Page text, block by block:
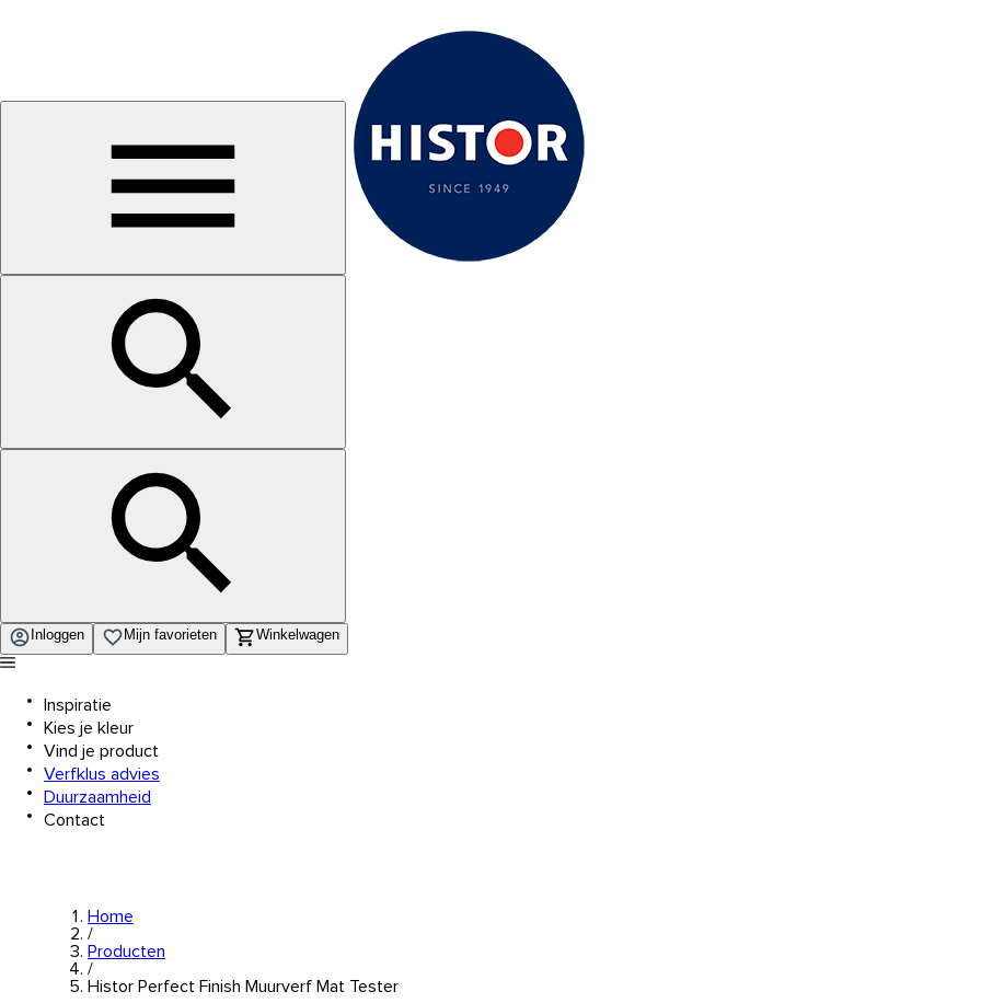
Inloggen Mijn favorieten Winkelwagen
Inspiratie
Kies je kleur
Vind je product
Verfklus advies
Duurzaamheid
Contact
Home
/
Producten
/
Histor Perfect Finish Muurverf Mat Tester